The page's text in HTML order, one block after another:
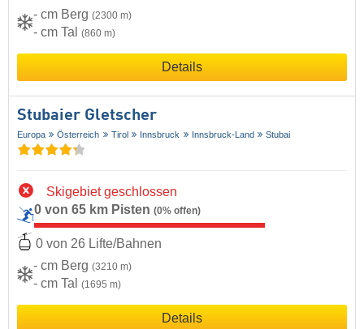
- cm Berg (2300 m)
- cm Tal (860 m)
Details
Stubaier Gletscher
Europa Österreich Tirol Innsbruck Innsbruck-Land Stubai
Skigebiet geschlossen
0 von 65 km Pisten (0% offen)
0 von 26 Lifte/Bahnen
- cm Berg (3210 m)
- cm Tal (1695 m)
Details